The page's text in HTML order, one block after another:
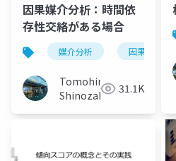
因果媒介分析：時間依
存性交絡がある場合
媒介分析 因果推論
Tomohiro
Shinozaki
31.1K